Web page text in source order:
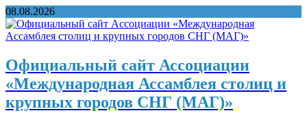
08.08.2026
Официальный сайт Ассоциации
«Международная Ассамблея столиц и
крупных городов СНГ (МАГ)»